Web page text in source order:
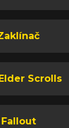
Scrolls
Fallout